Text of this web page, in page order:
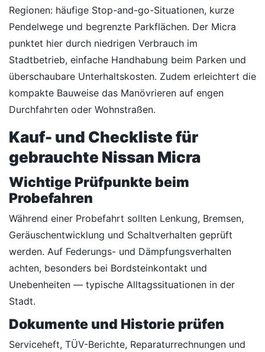
Regionen: häufige Stop-and-go-Situationen, kurze
Pendelwege und begrenzte Parkflächen. Der Micra
punktet hier durch niedrigen Verbrauch im
Stadtbetrieb, einfache Handhabung beim Parken und
überschaubare Unterhaltskosten. Zudem erleichtert die
kompakte Bauweise das Manövrieren auf engen
Durchfahrten oder Wohnstraßen.
Kauf- und Checkliste für
gebrauchte Nissan Micra
Wichtige Prüfpunkte beim
Probefahren
Während einer Probefahrt sollten Lenkung, Bremsen,
Geräuschentwicklung und Schaltverhalten geprüft
werden. Auf Federungs- und Dämpfungsverhalten
achten, besonders bei Bordsteinkontakt und
Unebenheiten — typische Alltagssituationen in der
Stadt.
Dokumente und Historie prüfen
Serviceheft, TÜV-Berichte, Reparaturrechnungen und